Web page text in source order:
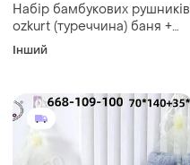
Набір бамбукових рушників
ozkurt (туреччина) баня +
обличчя
Інший